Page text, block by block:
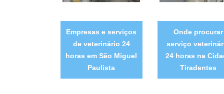
Empresas e serviços
de veterinário 24
horas em São Miguel
Paulista
Onde procurar
serviço
24 horas na
Tiradentes